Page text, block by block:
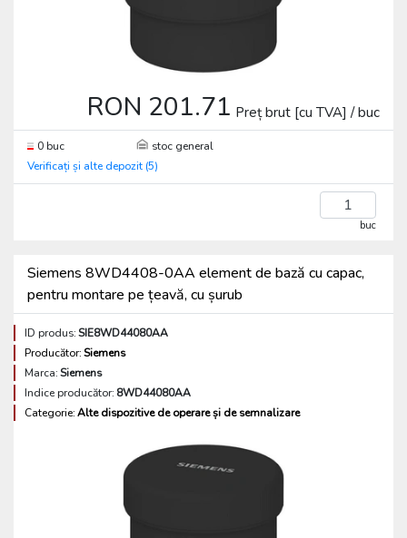
RON 201.71 Preț brut [cu TVA] / buc
0 buc
stoc general
Verificați și alte depozit (5)
buc
Siemens 8WD4408-0AA element de bază cu capac,
pentru montare pe țeavă, cu șurub
ID produs:SIE8WD44080AA
Producător:Siemens
Marca:Siemens
Indice producător: 8WD44080AA
Categorie:Alte dispozitive de operare și de semnalizare